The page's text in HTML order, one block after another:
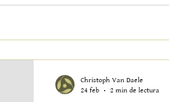
Christoph Van Daele
24 feb
2 min de lectura